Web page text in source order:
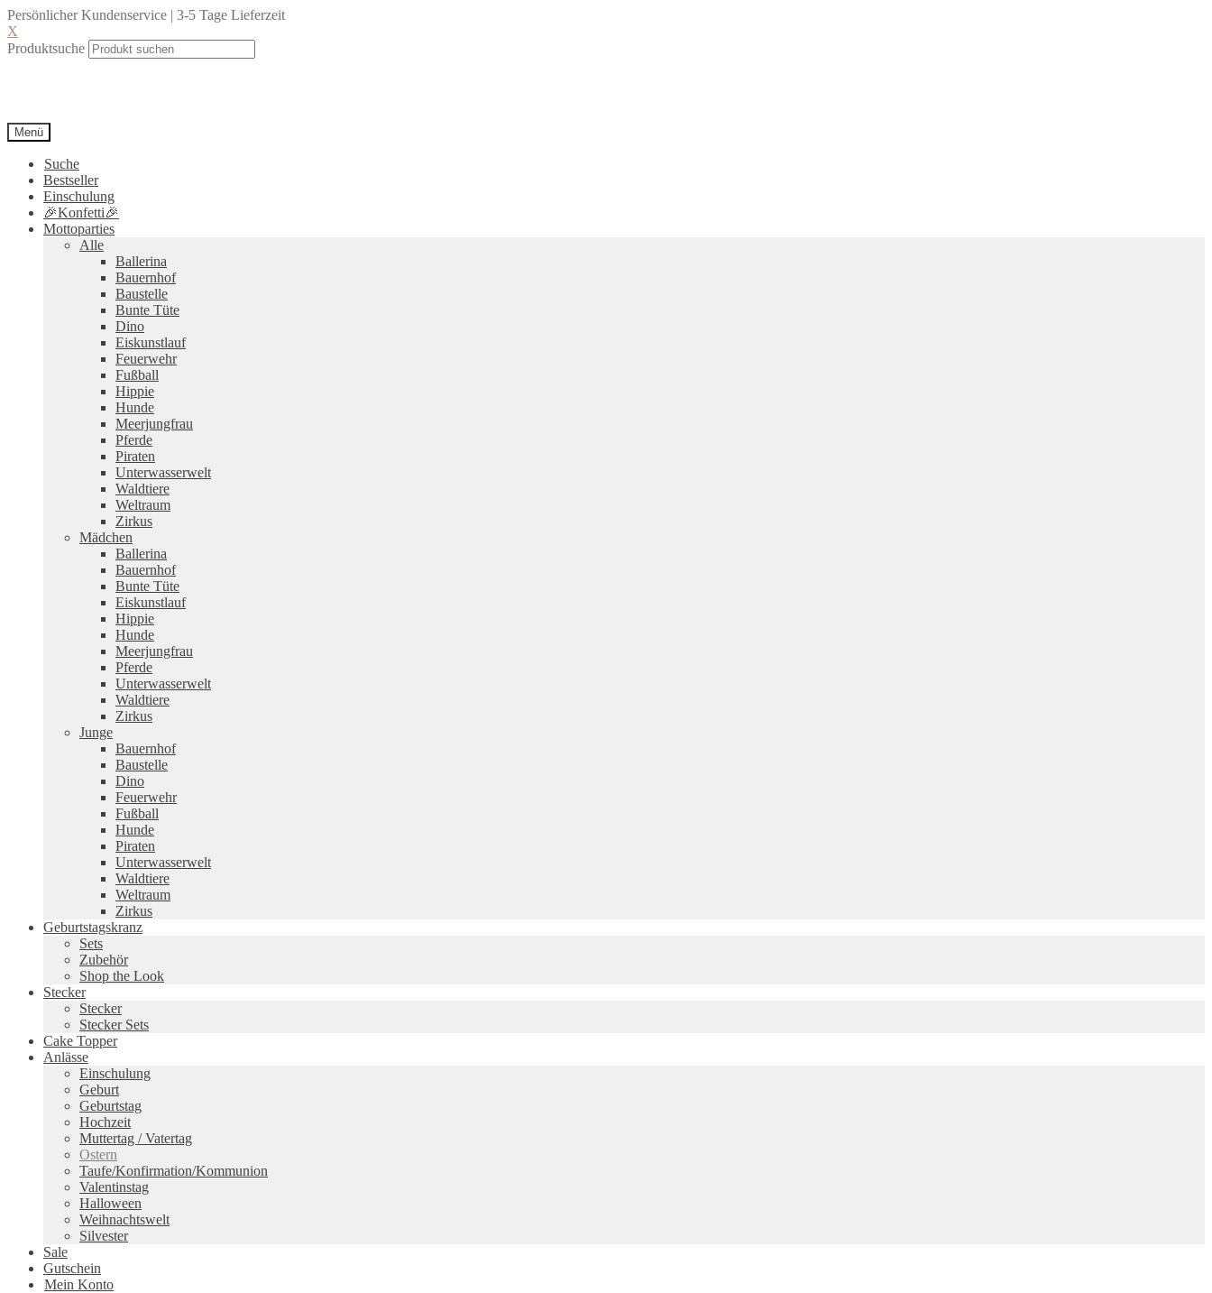
Persönlicher Kundenservice | 3-5 Tage Lieferzeit
X
Produktsuche
Menü
Suche
Bestseller
Einschulung
🎉Konfetti🎉
Mottoparties
Alle
Ballerina
Bauernhof
Baustelle
Bunte Tüte
Dino
Eiskunstlauf
Feuerwehr
Fußball
Hippie
Hunde
Meerjungfrau
Pferde
Piraten
Unterwasserwelt
Waldtiere
Weltraum
Zirkus
Mädchen
Ballerina
Bauernhof
Bunte Tüte
Eiskunstlauf
Hippie
Hunde
Meerjungfrau
Pferde
Unterwasserwelt
Waldtiere
Zirkus
Junge
Bauernhof
Baustelle
Dino
Feuerwehr
Fußball
Hunde
Piraten
Unterwasserwelt
Waldtiere
Weltraum
Zirkus
Geburtstagskranz
Sets
Zubehör
Shop the Look
Stecker
Stecker
Stecker Sets
Cake Topper
Anlässe
Einschulung
Geburt
Geburtstag
Hochzeit
Muttertag / Vatertag
Ostern
Taufe/Konfirmation/Kommunion
Valentinstag
Halloween
Weihnachtswelt
Silvester
Sale
Gutschein
Mein Konto